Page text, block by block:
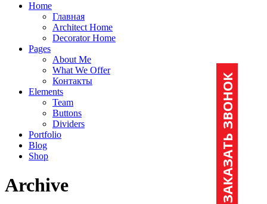
Home
Главная
Architect Home
Decorator Home
Pages
About Me
What We Offer
Контакты
Elements
Team
Buttons
Dividers
Portfolio
Blog
Shop
Archive ЗАКАЗАТЬ ЗВОНОК